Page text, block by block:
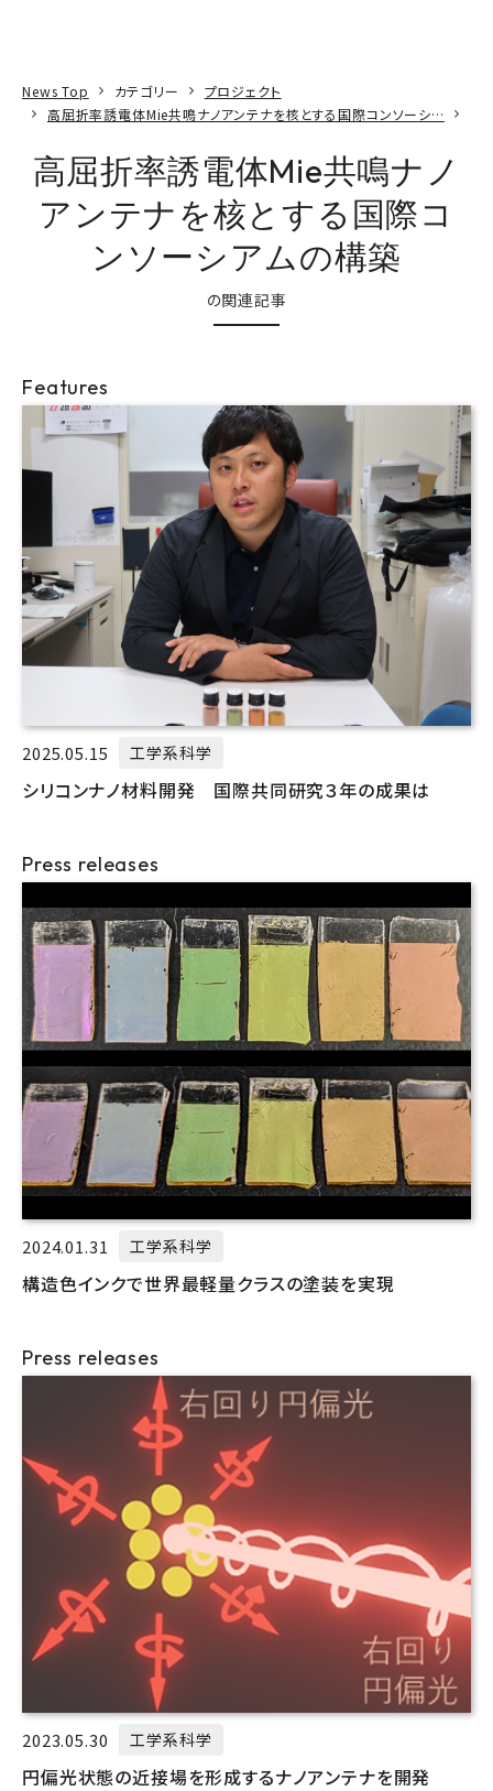
News Top カテゴリー
プロジェクト
高屈折率誘電体Mie共鳴ナノアンテナを核とする国際コンソーシ…
高屈折率誘電体Mie共鳴ナノ
アンテナを核とする国際コ
ンソーシアムの構築
の関連記事
Features
2025.05.15 工学系科学
シリコンナノ材料開発 国際共同研究３年の成果は
Press releases
2024.01.31 工学系科学
構造色インクで世界最軽量クラスの塗装を実現
Press releases
2023.05.30 工学系科学
円偏光状態の近接場を形成するナノアンテナを開発